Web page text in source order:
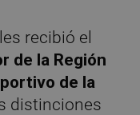
recibió el
de la Región
de la
distinciones